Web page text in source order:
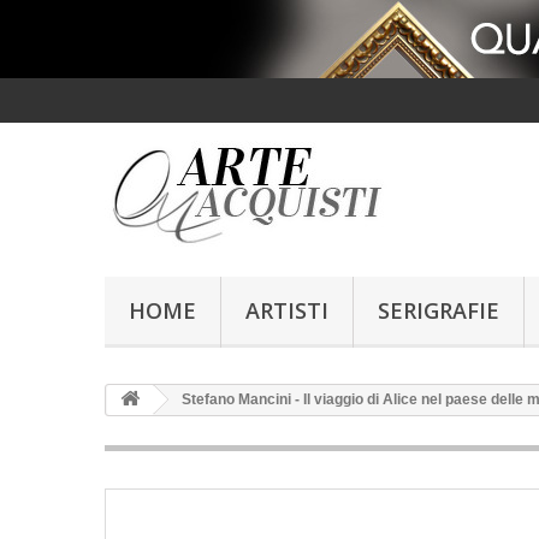
HOME ARTISTI SERIGRAFIE
Stefano Mancini - Il viaggio di Alice nel paese delle